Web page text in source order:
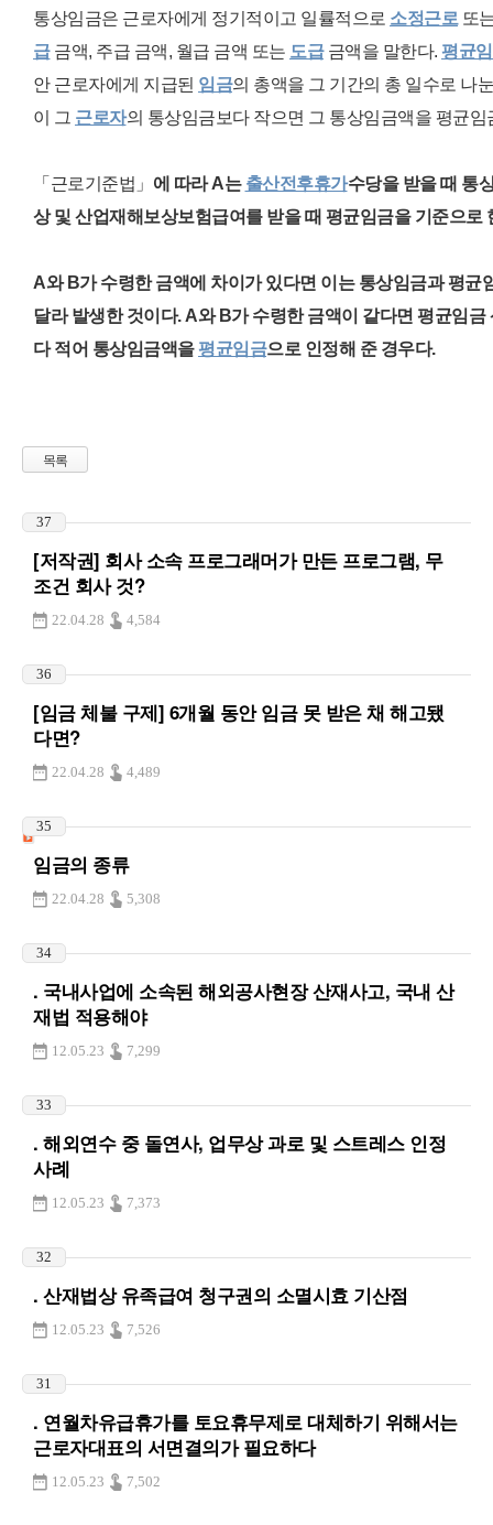
통상임금은 근로자에게 정기적이고 일률적으로 소정근로 또
급금액, 주급 금액, 월급 금액 또는 도급금액을 말한다. 평균
안 근로자에게 지급된 임금의 총액을 그 기간의 총 일수로 나
이 그 근로자의 통상임금보다 작으면 그 통상임금액을 평균임
「근로기준법」 에 따라 A는 출산전후휴가수당을받을 때 통
상 및 산업재해보상보험급여를 받을 때 평균임금을 기준으로
A와 B가 수령한 금액에 차이가 있다면 이는 통상임금과 평균
달라 발생한 것이다. A와 B가 수령한 금액이 같다면 평균임
다 적어 통상임금액을 평균임금으로 인정해 준경우다.
목록
37
[저작권] 회사 소속 프로그래머가 만든 프로그램, 무
조건 회사 것?
22.04.28 4,584
36
[임금 체불 구제] 6개월 동안 임금 못 받은 채 해고됐
다면?
22.04.28 4,489
35
임금의 종류
22.04.28 5,308
34
. 국내사업에 소속된 해외공사현장 산재사고, 국내 산
재법 적용해야
12.05.23 7,299
33
. 해외연수 중 돌연사, 업무상 과로 및 스트레스 인정
사례
12.05.23 7,373
32
. 산재법상 유족급여 청구권의 소멸시효 기산점
12.05.23 7,526
31
. 연월차유급휴가를 토요휴무제로 대체하기 위해서는
근로자대표의 서면결의가 필요하다
12.05.23 7,502